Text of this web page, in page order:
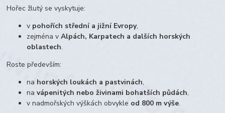
Hořec žlutý se vyskytuje:
v pohořích střední a jižní Evropy,
zejména vAlpách, Karpatech a dalších horských
oblastech.
Roste především:
na horských loukách a pastvinách,
navápenitých nebo živinami bohatších půdách,
v nadmořských výškách obvykle od 800 m výše.